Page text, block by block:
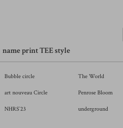
name print TEE style
Bubble circle The World
art nouveau Circle Penrose Bloom
NHRS`23 underground